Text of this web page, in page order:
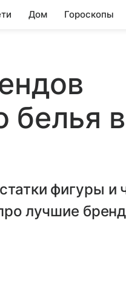
Дом Гороскопы
белья
фигуры и
лучшие